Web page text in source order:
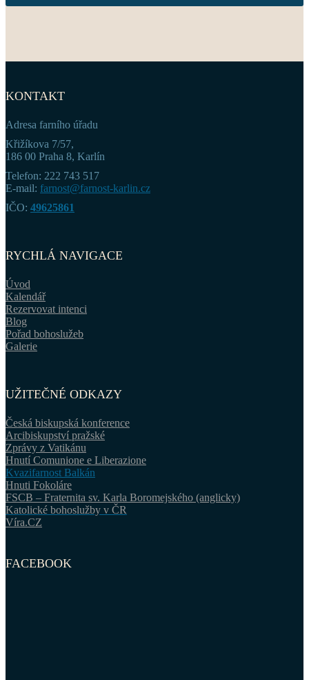
KONTAKT
Adresa farního úřadu
Křižíkova 7/57,
186 00 Praha 8, Karlín
Telefon: 222 743 517
E-mail: farnost@farnost-karlin.cz
IČO: 49625861
RYCHLÁ NAVIGACE
Úvod
Kalendář
Rezervovat intenci
Blog
Pořad bohoslužeb
Galerie
UŽITEČNÉ ODKAZY
Česká biskupská konference
Arcibiskupství pražské
Zprávy z Vatikánu
Hnutí Comunione e Liberazione
Kvazifarnost Balkán
Hnuti Fokoláre
FSCB – Fraternita sv. Karla Boromejského (anglicky)
Katolické bohoslužby v ČR
Víra.CZ
FACEBOOK